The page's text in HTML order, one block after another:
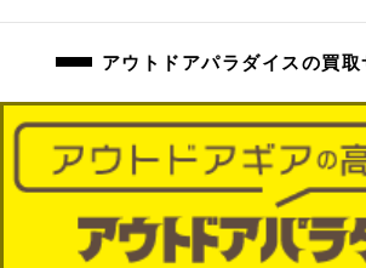
アウトドアパラダイスの買取